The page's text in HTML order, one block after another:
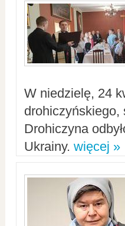
W niedzielę, 24
drohiczyńskiego,
Drohiczyna
Ukrainy. więcej »